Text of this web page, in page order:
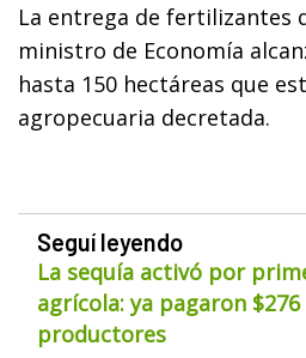
La entrega de fertilizantes
ministro de Economía
hasta 150 hectáreas que
agropecuaria decretada.
Seguí leyendo
La sequía activó por
agrícola: ya pagaron
productores